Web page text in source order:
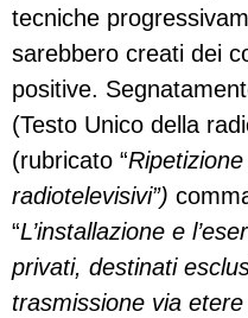
tecniche
sarebbero creati dei
positive.
(Testo Unico della
(rubricato “
radiotelevisivi”)
“L’installazione e
privati, destinati
trasmissione via